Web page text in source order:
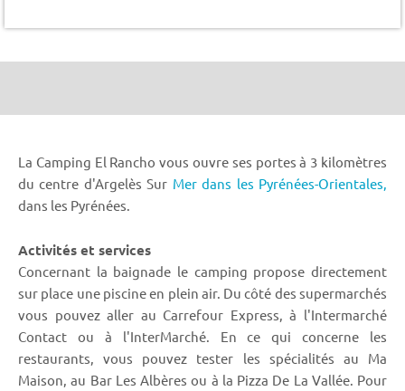
La Camping El Rancho vous ouvre ses portes à 3 kilomètres
du centre d'Argelès Sur Mer dans les Pyrénées-Orientales,
dans les Pyrénées.
Activités et services
Concernant la baignade le camping propose directement
sur place une piscine en plein air. Du côté des supermarchés
vous pouvez aller au Carrefour Express, à l'Intermarché
Contact ou à l'InterMarché. En ce qui concerne les
restaurants, vous pouvez tester les spécialités au Ma
Maison, au Bar Les Albères ou à la Pizza De La Vallée. Pour